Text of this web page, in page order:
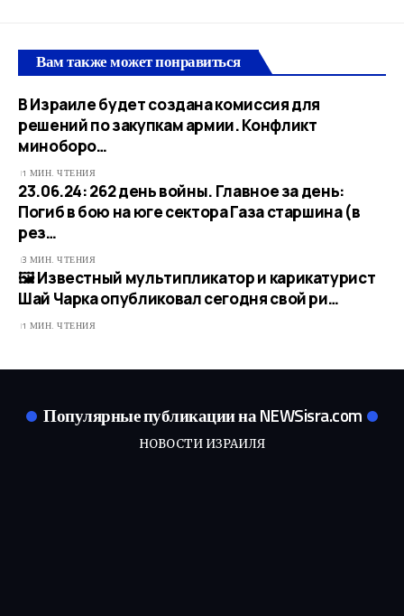
Вам также может понравиться
В Израиле будет создана комиссия для
решений по закупкам армии. Конфликт
миноборо…
1 МИН. ЧТЕНИЯ
23.06.24: 262 день войны. Главное за день:
Погиб в бою на юге сектора Газа старшина (в
рез…
3 МИН. ЧТЕНИЯ
🖼 Известный мультипликатор и карикатурист
Шай Чарка опубликовал сегодня свой ри…
1 МИН. ЧТЕНИЯ
Популярные публикации на NEWSisra.com
НОВОСТИ ИЗРАИЛЯ